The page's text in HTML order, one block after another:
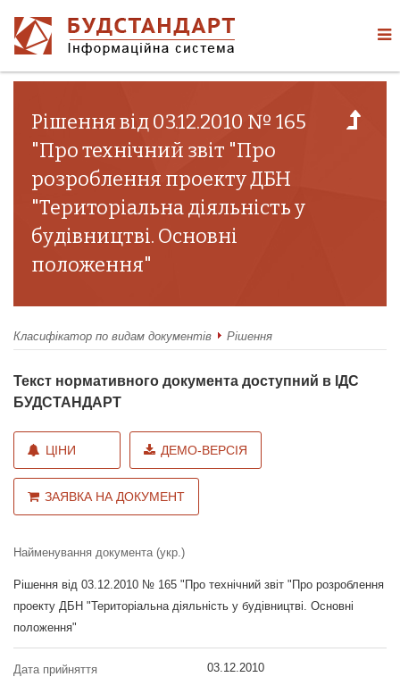
Рішення від 03.12.2010 № 165
"Про технічний звіт "Про
розроблення проекту ДБН
"Територіальна діяльність у
будівництві. Основні
положення"
Класифікатор по видам документів Рішення
Текст нормативного документа доступний в ІДС
БУДСТАНДАРТ
ЦІНИ ДЕМО-ВЕРСІЯ
ЗАЯВКА НА ДОКУМЕНТ
Найменування документа (укр.)
Рішення від 03.12.2010 № 165 "Про технічний звіт "Про розроблення
проекту ДБН "Територіальна діяльність у будівництві. Основні
положення"
Дата прийняття 03.12.2010